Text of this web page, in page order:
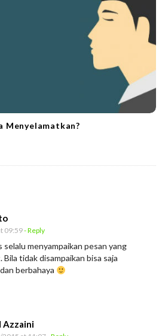
Menyelamatkan?
09:59- Reply
selalu menyampaikan pesan yang
Bila tidak disampaikan bisa saja
berbahaya
Azzaini